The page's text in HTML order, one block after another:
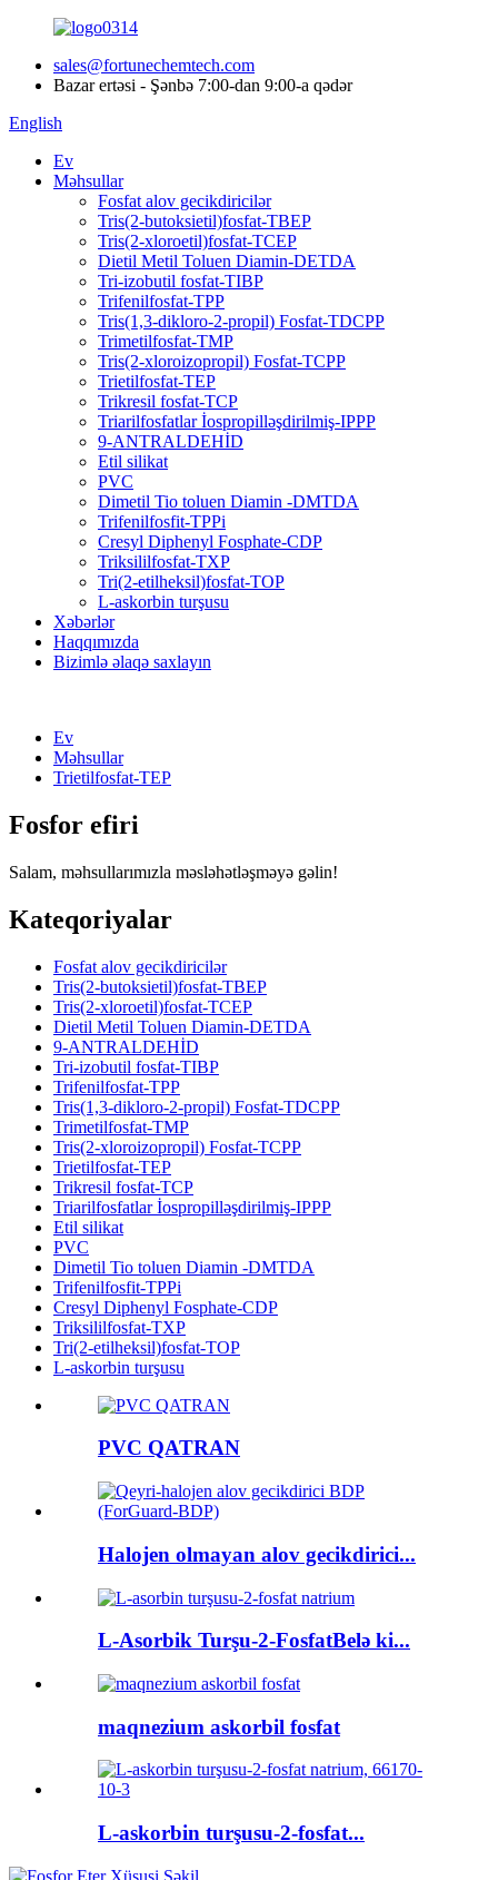
sales@fortunechemtech.com
Bazar ertəsi - Şənbə 7:00-dan 9:00-a qədər
English
Ev
Məhsullar
Fosfat alov gecikdiricilər
Tris(2-butoksietil)fosfat-TBEP
Tris(2-xloroetil)fosfat-TCEP
Dietil Metil Toluen Diamin-DETDA
Tri-izobutil fosfat-TIBP
Trifenilfosfat-TPP
Tris(1,3-dikloro-2-propil) Fosfat-TDCPP
Trimetilfosfat-TMP
Tris(2-xloroizopropil) Fosfat-TCPP
Trietilfosfat-TEP
Trikresil fosfat-TCP
Triarilfosfatlar İospropilləşdirilmiş-IPPP
9-ANTRALDEHİD
Etil silikat
PVC
Dimetil Tio toluen Diamin -DMTDA
Trifenilfosfit-TPPi
Cresyl Diphenyl Fosphate-CDP
Triksililfosfat-TXP
Tri(2-etilheksil)fosfat-TOP
L-askorbin turşusu
Xəbərlər
Haqqımızda
Bizimlə əlaqə saxlayın
Ev
Məhsullar
Trietilfosfat-TEP
Fosfor efiri
Salam, məhsullarımızla məsləhətləşməyə gəlin!
Kateqoriyalar
Fosfat alov gecikdiricilər
Tris(2-butoksietil)fosfat-TBEP
Tris(2-xloroetil)fosfat-TCEP
Dietil Metil Toluen Diamin-DETDA
9-ANTRALDEHİD
Tri-izobutil fosfat-TIBP
Trifenilfosfat-TPP
Tris(1,3-dikloro-2-propil) Fosfat-TDCPP
Trimetilfosfat-TMP
Tris(2-xloroizopropil) Fosfat-TCPP
Trietilfosfat-TEP
Trikresil fosfat-TCP
Triarilfosfatlar İospropilləşdirilmiş-IPPP
Etil silikat
PVC
Dimetil Tio toluen Diamin -DMTDA
Trifenilfosfit-TPPi
Cresyl Diphenyl Fosphate-CDP
Triksililfosfat-TXP
Tri(2-etilheksil)fosfat-TOP
L-askorbin turşusu
PVC QATRAN
Halojen olmayan alov gecikdirici...
L-Asorbik Turşu-2-FosfatBelə ki...
maqnezium askorbil fosfat
L-askorbin turşusu-2-fosfat...